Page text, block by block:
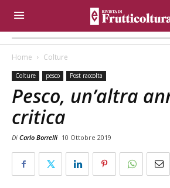
Home Colture
Colture pesco Post raccolta
Pesco, un’altra
critica
Di Carlo Borrelli 10 Ottobre 2019